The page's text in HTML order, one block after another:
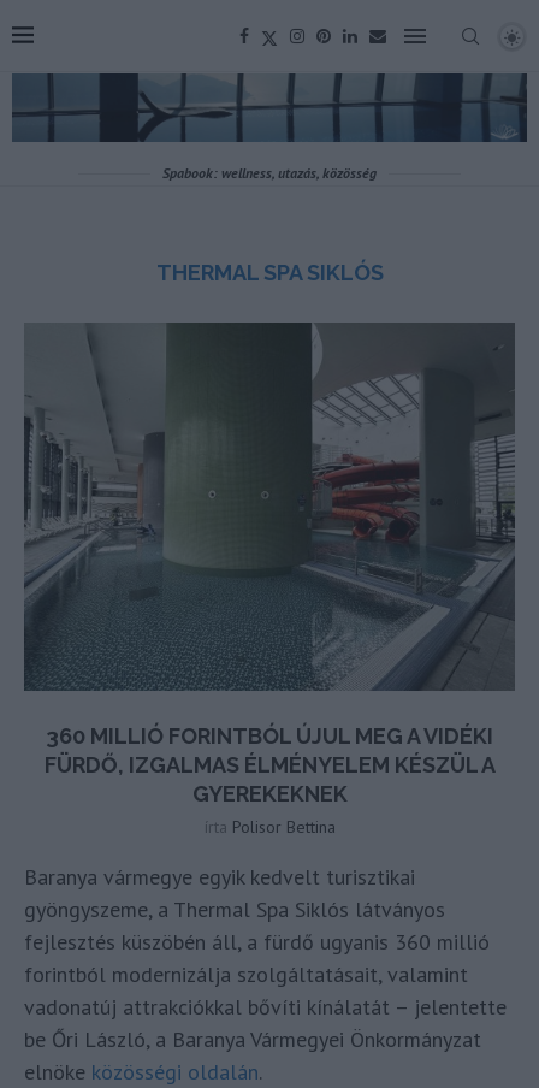
Spabook: wellness, utazás, közösség
THERMAL SPA SIKLÓS
360 MILLIÓ FORINTBÓL ÚJUL MEG A VIDÉKI
FÜRDŐ, IZGALMAS ÉLMÉNYELEM KÉSZÜL A
GYEREKEKNEK
írta Polisor Bettina
Baranya vármegye egyik kedvelt turisztikai
gyöngyszeme, a Thermal Spa Siklós látványos
fejlesztés küszöbén áll, a fürdő ugyanis 360 millió
forintból modernizálja szolgáltatásait, valamint
vadonatúj attrakciókkal bővíti kínálatát – jelentette
be Őri László, a Baranya Vármegyei Önkormányzat
elnöke közösségi oldalán.